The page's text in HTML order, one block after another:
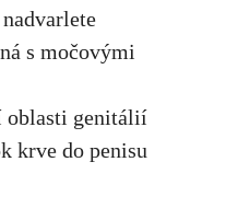
s močovými
oblasti genitálií
krve do penisu